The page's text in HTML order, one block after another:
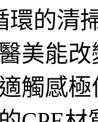
環的清
美能改
觸感